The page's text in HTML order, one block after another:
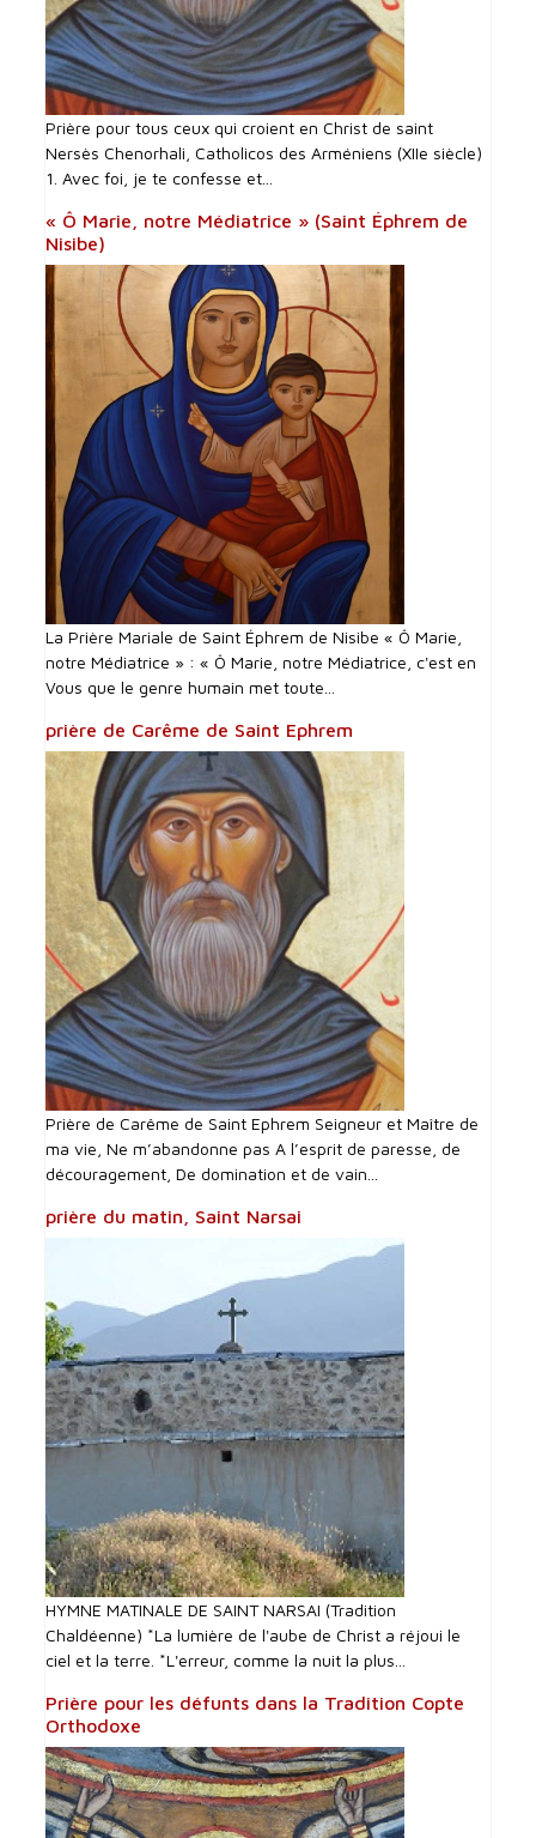
Prière pour tous ceux qui croient en Christ de saint
Nersès Chenorhali, Catholicos des Arméniens (XIIe siècle)
1. Avec foi, je te confesse et...
« Ô Marie, notre Médiatrice » (Saint Éphrem de
Nisibe)
La Prière Mariale de Saint Éphrem de Nisibe « Ô Marie,
notre Médiatrice » : « Ô Marie, notre Médiatrice, c'est en
Vous que le genre humain met toute...
prière de Carême de Saint Ephrem
Prière de Carême de Saint Ephrem Seigneur et Maître de
ma vie, Ne m’abandonne pas A l’esprit de paresse, de
découragement, De domination et de vain...
prière du matin, Saint Narsai
HYMNE MATINALE DE SAINT NARSAI (Tradition
Chaldéenne) *La lumière de l'aube de Christ a réjoui le
ciel et la terre. *L'erreur, comme la nuit la plus...
Prière pour les défunts dans la Tradition Copte
Orthodoxe